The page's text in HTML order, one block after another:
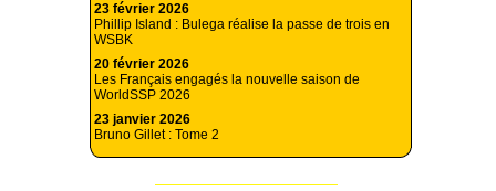
23 février 2026
Phillip Island : Bulega réalise la passe de trois en
WSBK
20 février 2026
Les Français engagés la nouvelle saison de
WorldSSP 2026
23 janvier 2026
Bruno Gillet : Tome 2